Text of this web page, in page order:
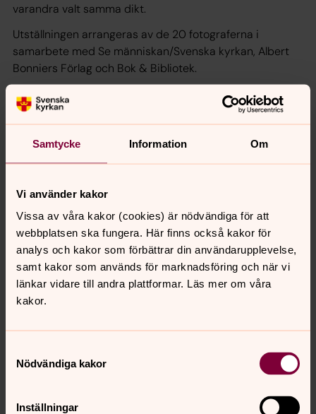
Samtycke Information Om
Vi använder kakor
Vissa av våra kakor (cookies) är nödvändiga för att
webbplatsen ska fungera. Här finns också kakor för
analys och kakor som förbättrar din användarupplevelse,
samt kakor som används för marknadsföring och när vi
länkar vidare till andra plattformar. Läs mer om våra
kakor.
Nödvändiga kakor
Inställningar
varandra valt samma dikt.
Utställningen arrangeras av de 20 fotograferna i
samarbete med Se människan/Svenska kyrkan, Albert
Bonniers Förlag och Bok & Bibliotek.
beskrivning:
dikterna på plattor 20x20 cm. Dessutom en
introduktionstext och en reflektionstext av KG Hammar
samt ett porträtt av Tomas Tranströmer.
Det behövs minst 22 meter vägg.
Lilla: 20 bilder på plattor i format A3, 42x30 cm och
dikterna på plattor 20x20 cm. Dessutom en
introduktionstext och en reflektionstext av KG Hammar